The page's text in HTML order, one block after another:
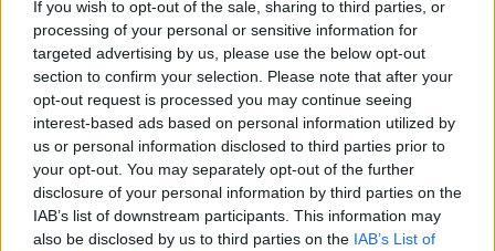
If you wish to opt-out of the sale, sharing to third parties, or
processing of your personal or sensitive information for
targeted advertising by us, please use the below opt-out
section to confirm your selection. Please note that after your
opt-out request is processed you may continue seeing
interest-based ads based on personal information utilized by
us or personal information disclosed to third parties prior to
your opt-out. You may separately opt-out of the further
disclosure of your personal information by third parties on the
IAB’s list of downstream participants. This information may
also be disclosed by us to third parties on the IAB’s List of
Пиперливият вкус на руколата я прави чудесна
за много ястия. Тя е идеална за добавяне на
уникален вкус към вашите ястия. Използвайте я
сурова в салати за хрупкава текстура и ярък цвят.
Когато готвите с рукола, ястията ви стават още
по-вкусни. Опитайте я като гарнитура за пица
или я смесете с песто. Съчетава се добре с
цитрусови плодове, ядки и сирене, което я
прави идеална за салати и паста.